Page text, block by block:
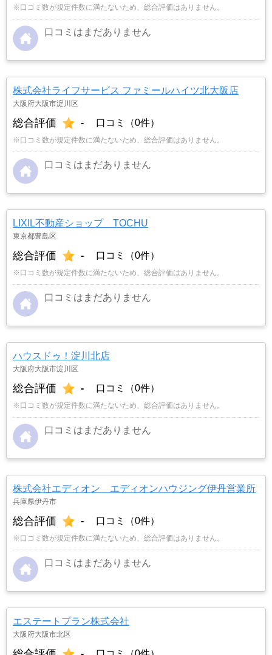
※口コミ数が規定件数に満たないため、総合評価はありません。
口コミはまだありません
株式会社ライフサービス ファミールハイツ北大阪店
大阪府大阪市淀川区
総合評価 - 口コミ（0件）
※口コミ数が規定件数に満たないため、総合評価はありません。
口コミはまだありません
LIXIL不動産ショップ TOCHU
東京都豊島区
総合評価 - 口コミ（0件）
※口コミ数が規定件数に満たないため、総合評価はありません。
口コミはまだありません
ハウスドゥ！淀川北店
大阪府大阪市淀川区
総合評価 - 口コミ（0件）
※口コミ数が規定件数に満たないため、総合評価はありません。
口コミはまだありません
株式会社エディオン エディオンハウジング伊丹営業所
兵庫県伊丹市
総合評価 - 口コミ（0件）
※口コミ数が規定件数に満たないため、総合評価はありません。
口コミはまだありません
エステートプラン株式会社
大阪府大阪市北区